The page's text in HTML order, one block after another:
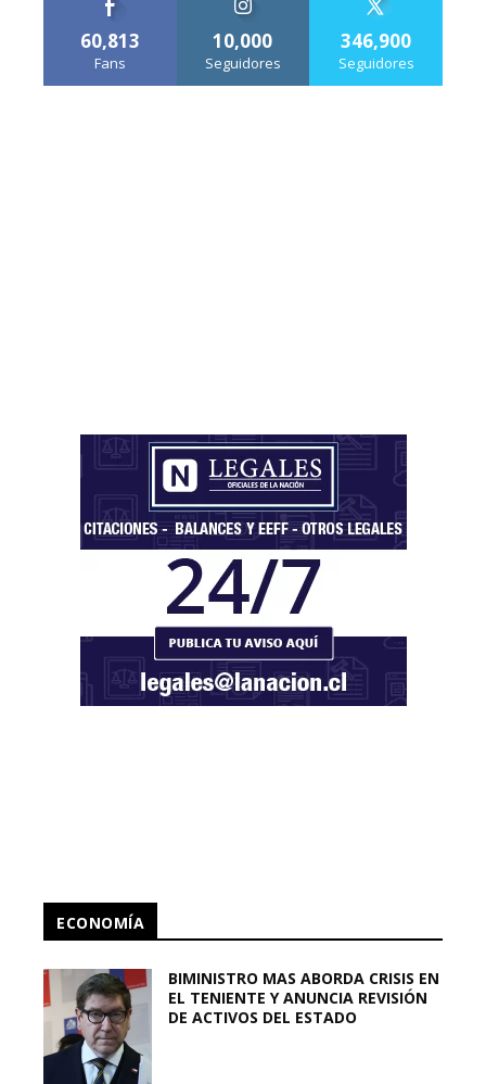
60,813
Fans
10,000
Seguidores
346,900
Seguidores
ECONOMÍA
BIMINISTRO MAS ABORDA CRISIS EN
EL TENIENTE Y ANUNCIA REVISIÓN
DE ACTIVOS DEL ESTADO